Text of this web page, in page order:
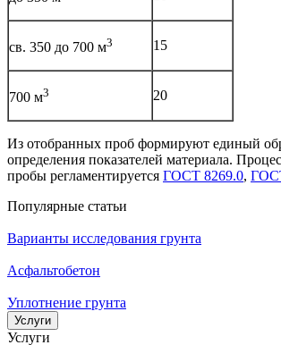
св. 350 до 700 м3 15
700 м3 20
Из отобранных проб формируют единый
определения показателей материала.
пробы регламентируется ГОСТ 8269.0,
Популярные статьи
Варианты исследования грунта
Асфальтобетон
Уплотнение грунта
Услуги
Услуги